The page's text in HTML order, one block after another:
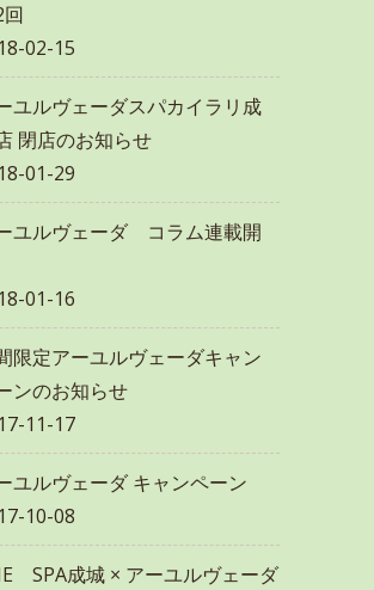
02-15
ユルヴェーダスパカイラリ成
閉店のお知らせ
01-29
ユルヴェーダ コラム連載開
01-16
限定アーユルヴェーダキャン
ンのお知らせ
11-17
ユルヴェーダ キャンペーン
10-08
SPA成城 × アーユルヴェーダ